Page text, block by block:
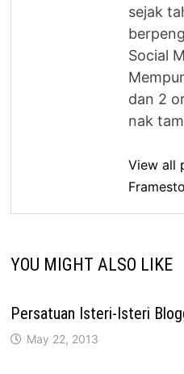
sejak
Social
dan 2
nak
View all
YOU MIGHT ALSO LIKE
Persatuan Isteri-Isteri
May 22, 2013